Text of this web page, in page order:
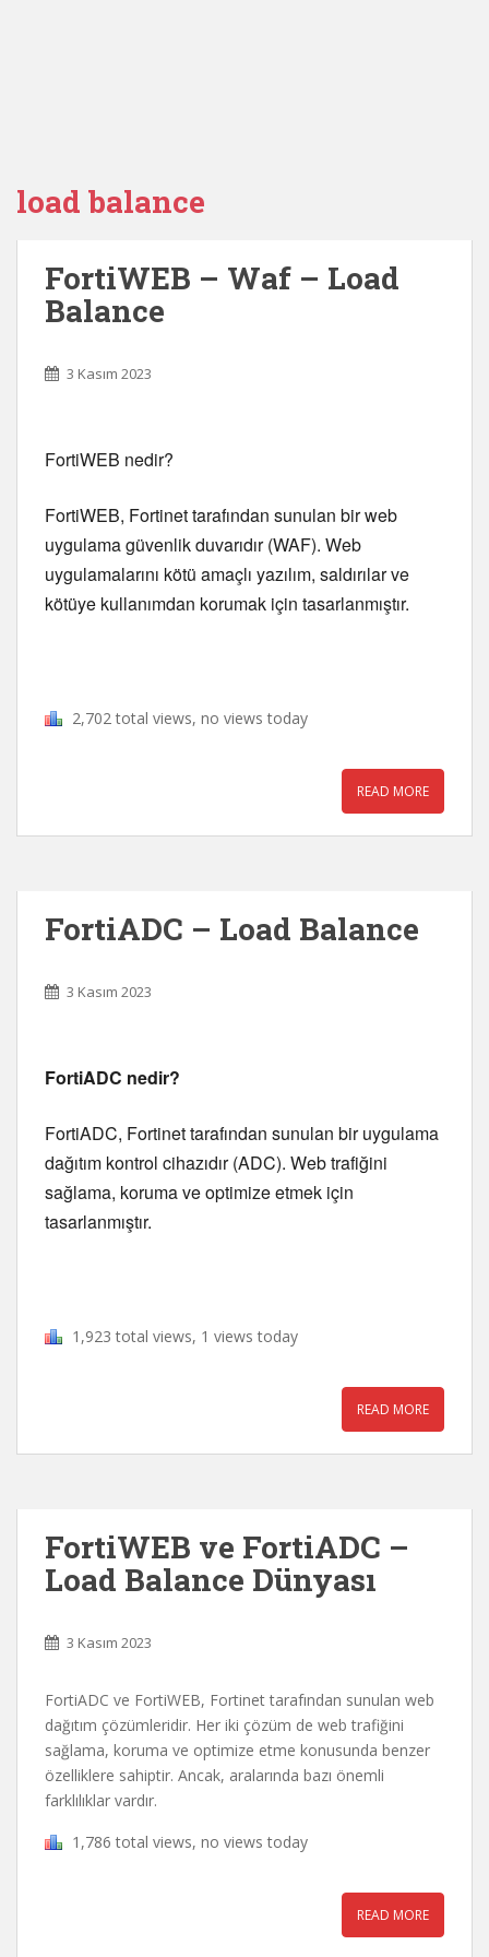
load balance
FortiWEB – Waf – Load
Balance
3 Kasım 2023
FortiWEB nedir?
FortiWEB, Fortinet tarafından sunulan bir web
uygulama güvenlik duvarıdır (WAF). Web
uygulamalarını kötü amaçlı yazılım, saldırılar ve
kötüye kullanımdan korumak için tasarlanmıştır.
2,702 total views, no views today
READ MORE
FortiADC – Load Balance
3 Kasım 2023
FortiADC nedir?
FortiADC, Fortinet tarafından sunulan bir uygulama
dağıtım kontrol cihazıdır (ADC). Web trafiğini
sağlama, koruma ve optimize etmek için
tasarlanmıştır.
1,923 total views, 1 views today
READ MORE
FortiWEB ve FortiADC –
Load Balance Dünyası
3 Kasım 2023
FortiADC ve FortiWEB, Fortinet tarafından sunulan web
dağıtım çözümleridir. Her iki çözüm de web trafiğini
sağlama, koruma ve optimize etme konusunda benzer
özelliklere sahiptir. Ancak, aralarında bazı önemli
farklılıklar vardır.
1,786 total views, no views today
READ MORE